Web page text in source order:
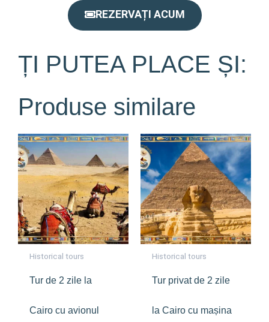
REZERVAȚI ACUM
ȚI PUTEA PLACE ȘI:
Produse similare
Historical tours
Tur de 2 zile la
Cairo cu avionul
Historical tours
Tur privat de 2 zile
la Cairo cu mașina